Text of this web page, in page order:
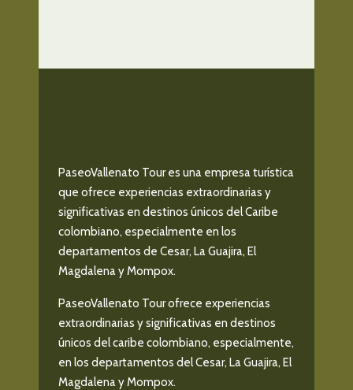
PaseoVallenato Tour es una empresa turística
que ofrece experiencias extraordinarias y
significativas en destinos únicos del Caribe
colombiano, especialmente en los
departamentos de Cesar, La Guajira, El
Magdalena y Mompox.
PaseoVallenato Tour ofrece experiencias
extraordinarias y significativas en destinos
únicos del caribe colombiano, especialmente,
en los departamentos del Cesar, La Guajira, El
Magdalena y Mompox.